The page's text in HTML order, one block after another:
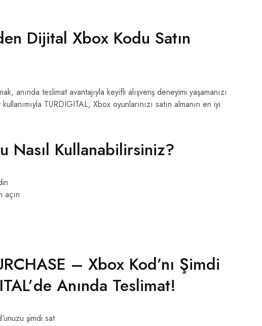
Dijital Xbox Kodu Satın
anında teslimat avantajıyla keyifli alışveriş deneyimi yaşamanızı
TURDIGITAL, Xbox oyunlarınızı satın almanın en iyi
Nasıl Kullanabilirsiniz?
açın
– Xbox Kod’nı Şimdi
Anında Teslimat!
şimdi sat